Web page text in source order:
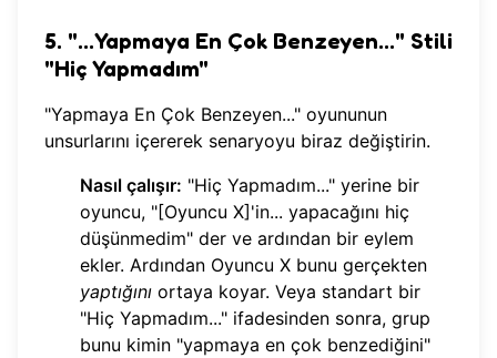
5. "...Yapmaya En Çok Benzeyen..." Stili
"Hiç Yapmadım"
"Yapmaya En Çok Benzeyen..." oyununun
unsurlarını içererek senaryoyu biraz değiştirin.
Nasıl çalışır: "Hiç Yapmadım..." yerine bir
oyuncu, "[Oyuncu X]'in... yapacağını hiç
düşünmedim" der ve ardından bir eylem
ekler. Ardından Oyuncu X bunu gerçekten
yaptığını ortaya koyar. Veya standart bir
"Hiç Yapmadım..." ifadesinden sonra, grup
bunu kimin "yapmaya en çok benzediğini"